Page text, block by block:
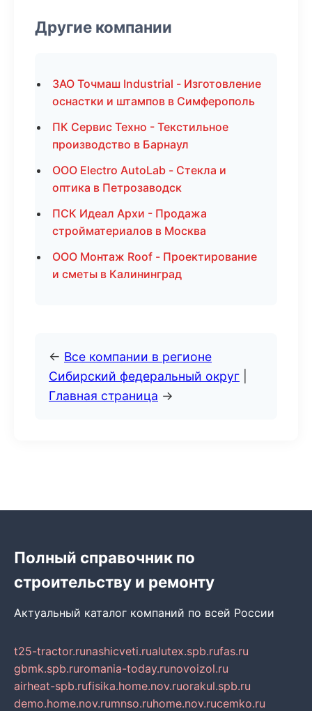
Другие компании
ЗАО Точмаш Industrial - Изготовление
оснастки и штампов в Симферополь
ПК Сервис Техно - Текстильное
производство в Барнаул
ООО Electro AutoLab - Стекла и
оптика в Петрозаводск
ПСК Идеал Архи - Продажа
стройматериалов в Москва
ООО Монтаж Roof - Проектирование
и сметы в Калининград
← Все компании в регионе
Сибирский федеральный округ
Главная страница →
Полный справочник по
строительству и ремонту
Актуальный каталог компаний по всей России
t25-tractor.runashicveti.rualutex.spb.rufas.ru
gbmk.spb.ruromania-today.runovoizol.ru
airheat-spb.rufisika.home.nov.ruorakul.spb.ru
demo.home.nov.rumnso.ruhome.nov.rucemko.ru